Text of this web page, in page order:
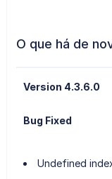
O que há de
Version 4.3.6.0
Bug Fixed
Undefined